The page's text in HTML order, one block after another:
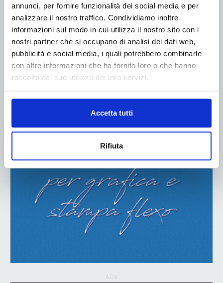
annunci, per fornire funzionalità dei social media e per
analizzare il nostro traffico. Condividiamo inoltre
informazioni sul modo in cui utilizza il nostro sito con i
nostri partner che si occupano di analisi dei dati web,
pubblicità e social media, i quali potrebbero combinarle
con altre informazioni che ha fornito loro o che hanno
raccolto dal suo utilizzo dei loro servizi.
Accetta tutti
Rifiuta